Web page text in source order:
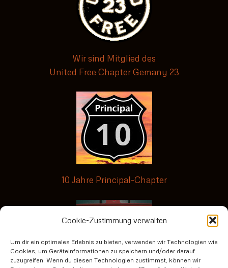
Cookie-Zustimmung verwalten
Um dir ein optimales Erlebnis zu bieten, verwenden wir Technologien wie
Cookies, um Geräteinformationen zu speichern und/oder darauf
zuzugreifen. Wenn du diesen Technologien zustimmst, können wir
Wir sind Mitglied des
United Free Chapter Gemany 23
10 Jahre Principal-Chapter